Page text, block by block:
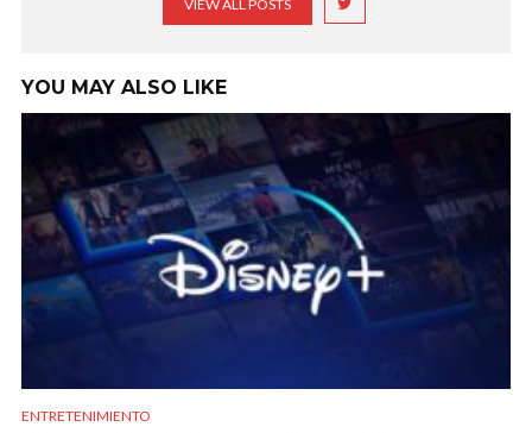
VIEW ALL POSTS
YOU MAY ALSO LIKE
ENTRETENIMIENTO